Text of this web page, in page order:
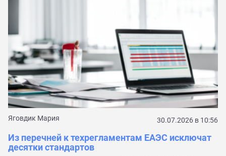
Яговдик Мария 30.07.2026 в 10:56
Из перечней к техрегламентам ЕАЭС исключат
десятки стандартов